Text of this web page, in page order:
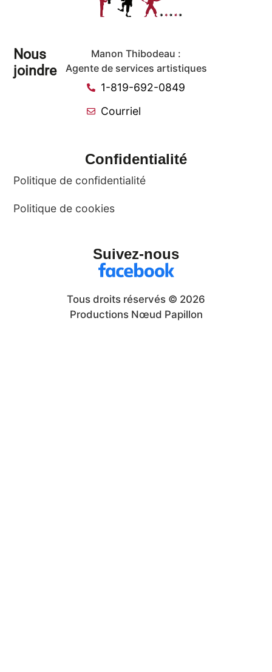
Nous
joindre
Manon Thibodeau :
Agente de services artistiques
1-819-692-0849
Courriel
Confidentialité
Politique de confidentialité
Politique de cookies
Suivez-nous
Tous droits réservés © 2026
Productions Nœud Papillon